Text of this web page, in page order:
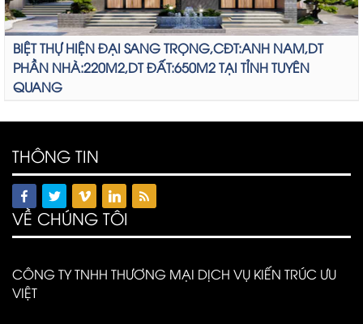
BIỆT THỰ HIỆN ĐẠI SANG TRỌNG,CĐT:ANH NAM,DT
PHẦN NHÀ:220M2,DT ĐẤT:650M2 TẠI TỈNH TUYÊN
QUANG
THÔNG TIN
VỀ CHÚNG TÔI
CÔNG TY TNHH THƯƠNG MẠI DỊCH VỤ KIẾN TRÚC ƯU
VIỆT